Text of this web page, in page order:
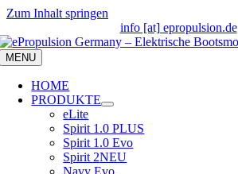
Zum Inhalt springen
info [at] epropulsion.de
MENU
HOME
PRODUKTE
eLite
Spirit 1.0 PLUS
Spirit 1.0 Evo
Spirit 2NEU
Navy Evo